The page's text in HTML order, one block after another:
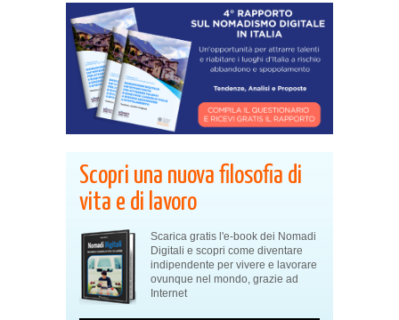
Scopri una nuova filosofia di
vita e di lavoro
Scarica gratis l'e-book dei Nomadi
Digitali e scopri come diventare
indipendente per vivere e lavorare
ovunque nel mondo, grazie ad
Internet